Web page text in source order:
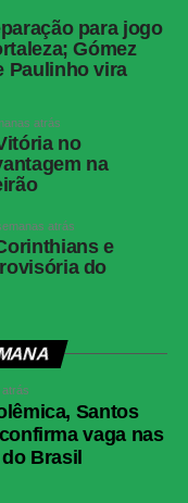
Correa e Luiz
(PR)
Justino, Ferraresi e
Medina e
(Matheus Martins),
Lucas
Franclim
(Canobbio), Soteldo
Castillo
para jogo
Gómez
Paulinho vira
atrás
no
na
atrás
e
do
Santos
vaga nas
Brasil